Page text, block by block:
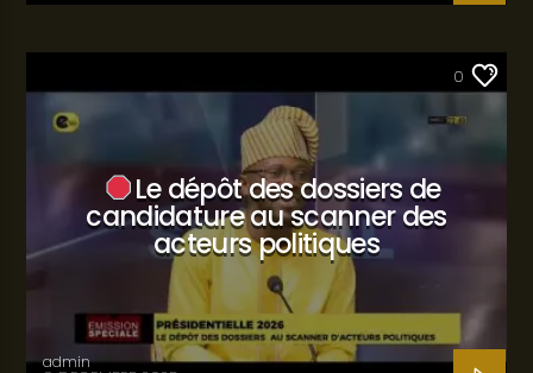
0
Le dépôt des dossiers de
candidature au scanner des
acteurs politiques
admin